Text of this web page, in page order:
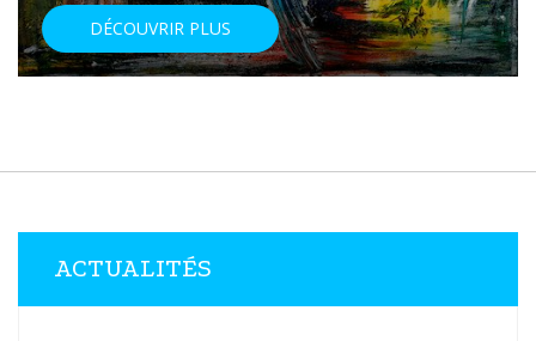
DÉCOUVRIR PLUS
ACTUALITÉS